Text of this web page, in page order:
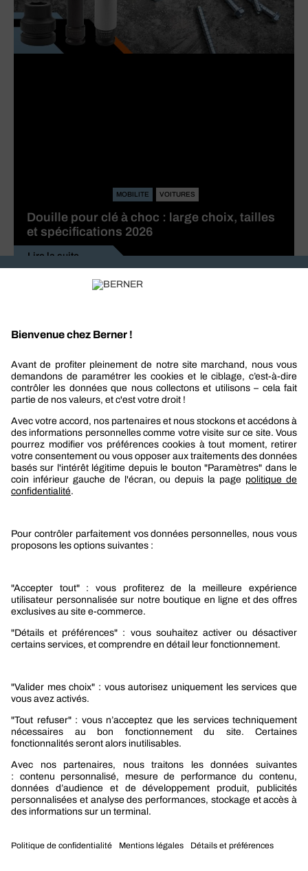
MOBILITE VOITURES
Douille pour clé à choc : large choix, tailles
et spécifications 2026
Lire la suite
Berner
Boutique Berner
Boutique Berner Industry Services
Le groupe Berner
Nos produits
Sélection produits automobile
Sélection produits bâtiment
Promotions
Nouveautés mobilité
Nouveautés construction
CARRIÈRES
NOTRE OFFRE
Entre vous et nous
Nous contacter